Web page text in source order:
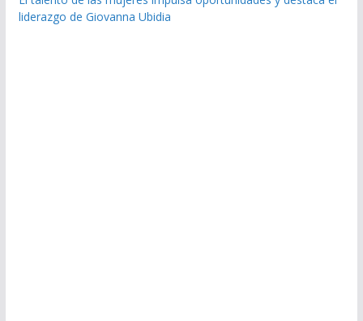
liderazgo de Giovanna Ubidia